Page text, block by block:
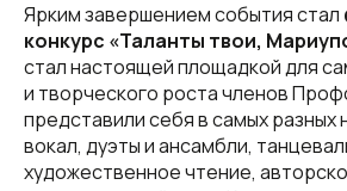
Ярким завершением события стал
конкурс «Таланты твои,
стал настоящей площадкой для
и творческого роста членов
представили себя в самых разных
вокал, дуэты и ансамбли,
художественное чтение,